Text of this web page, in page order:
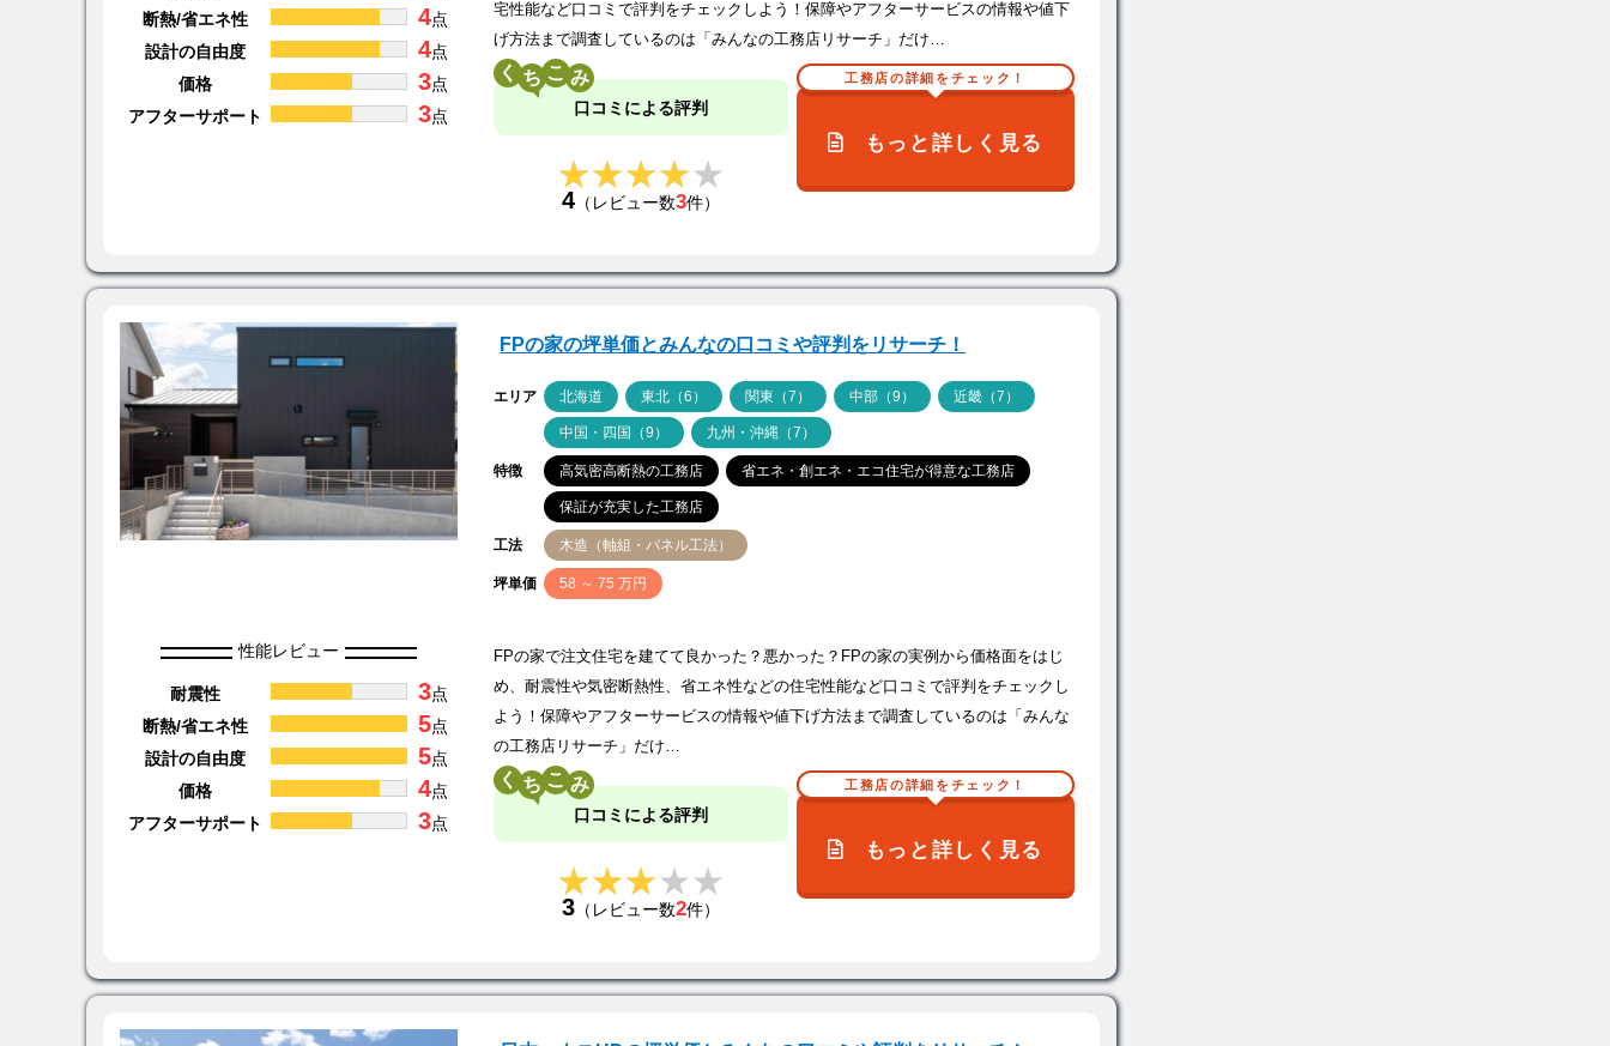
断熱/省エネ性
4点
設計の自由度
4点
価格
3点
アフターサポート
3点
宅性能など口コミで評判をチェックしよう！保障やアフターサービスの情報や値下
げ方法まで調査しているのは「みんなの工務店リサーチ」だけ…
く こ
口コミによる評判
★★★★★
★★★★★
4 （レビュー数3件）
工務店の詳細をチェック！
もっと詳しく見る
FPの家の坪単価とみんなの口コミや評判をリサーチ！
エリア 北海道 東北（6） 関東（7） 中部（9） 近畿（7）
中国・四国（9） 九州・沖縄（7）
特徴 高気密高断熱の工務店 省エネ・創エネ・エコ住宅が得意な工務店
保証が充実した工務店
工法 木造（軸組・パネル工法）
坪単価 58 ～ 75 万円
性能レビュー
耐震性 3点
断熱/省エネ性
5点
設計の自由度
5点
価格
4点
アフターサポート
3点
FPの家で注文住宅を建てて良かった？悪かった？FPの家の実例から価格面をはじ
め、耐震性や気密断熱性、省エネ性などの住宅性能など口コミで評判をチェックし
よう！保障やアフターサービスの情報や値下げ方法まで調査しているのは「みんな
の工務店リサーチ」だけ…
く こ
口コミによる評判
★★★★★
★★★★★
3 （レビュー数2件）
工務店の詳細をチェック！
もっと詳しく見る